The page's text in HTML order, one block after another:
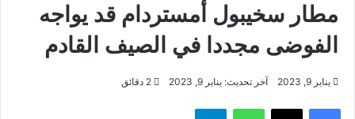
مطار سخيبول أمستردام قد يواجه
الفوضى مجددا في الصيف القادم
يناير 9, 2023 آخر تحديث: يناير 9, 2023
فيسبوك ‫X واتساب تيلقرام